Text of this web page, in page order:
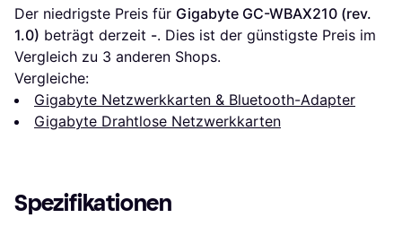
Der niedrigste Preis für Gigabyte GC-WBAX210 (rev.
1.0) beträgt derzeit -. Dies ist der günstigste Preis im
Vergleich zu 3 anderen Shops.
Vergleiche:
Gigabyte Netzwerkkarten & Bluetooth-Adapter
Gigabyte Drahtlose Netzwerkkarten
Spezifikationen